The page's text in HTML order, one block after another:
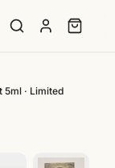
· Limited